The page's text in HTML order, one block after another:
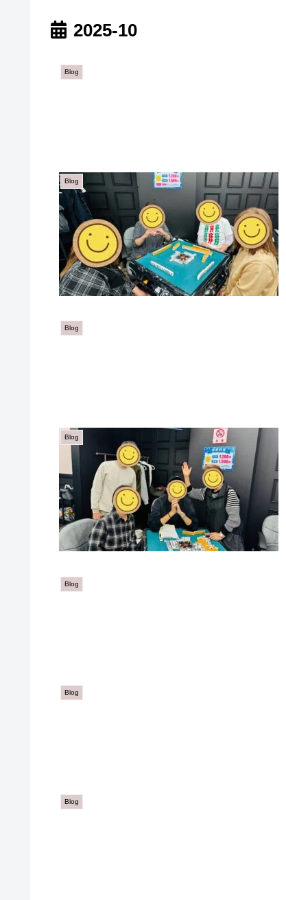
2025-10
Blog
Blog
Blog
Blog
Blog
Blog
Blog